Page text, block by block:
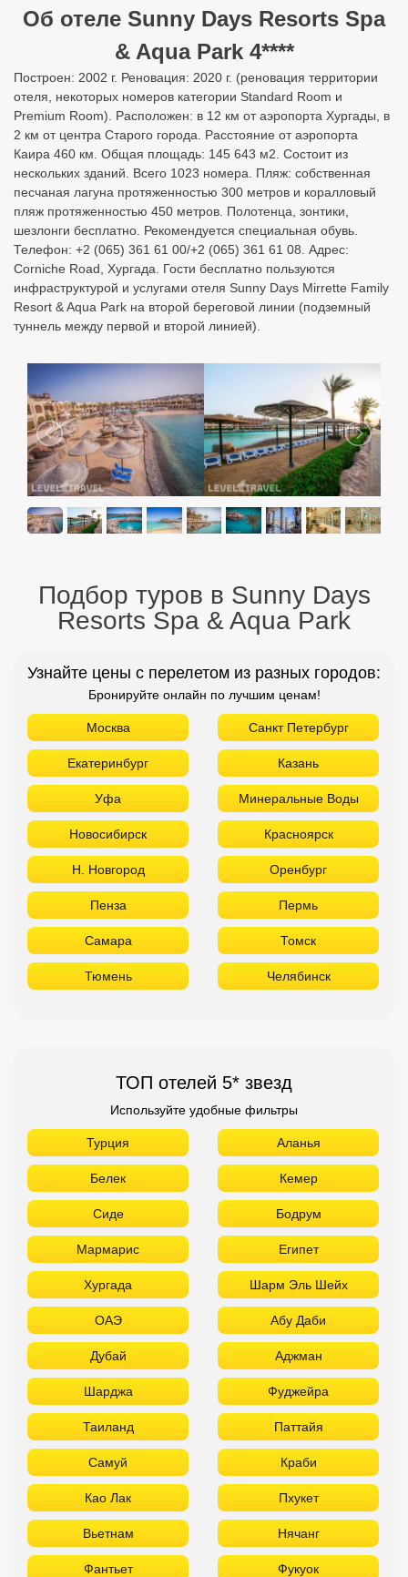
Об отеле Sunny Days Resorts Spa
& Aqua Park 4****
Построен: 2002 г. Реновация: 2020 г. (реновация территории
отеля, некоторых номеров категории Standard Room и
Premium Room). Расположен: в 12 км от аэропорта Хургады, в
2 км от центра Старого города. Расстояние от аэропорта
Каира 460 км. Общая площадь: 145 643 м2. Состоит из
нескольких зданий. Всего 1023 номера. Пляж: собственная
песчаная лагуна протяженностью 300 метров и коралловый
пляж протяженностью 450 метров. Полотенца, зонтики,
шезлонги бесплатно. Рекомендуется специальная обувь.
Телефон: +2 (065) 361 61 00/+2 (065) 361 61 08. Адрес:
Corniche Road, Хургада. Гости бесплатно пользуются
инфраструктурой и услугами отеля Sunny Days Mirrette Family
Resort & Aqua Park на второй береговой линии (подземный
туннель между первой и второй линией).
Подбор туров в Sunny Days
Resorts Spa & Aqua Park
Узнайте цены с перелетом из разных городов:
Бронируйте онлайн по лучшим ценам!
Москва Санкт Петербург
Екатеринбург Казань
Уфа Минеральные Воды
Новосибирск Красноярск
Н. Новгород Оренбург
Пенза Пермь
Самара Томск
Тюмень Челябинск
ТОП отелей 5* звезд
Используйте удобные фильтры
Турция Аланья
Белек Кемер
Сиде Бодрум
Мармарис Египет
Хургада Шарм Эль Шейх
ОАЭ Абу Даби
Дубай Аджман
Шарджа Фуджейра
Таиланд Паттайя
Самуй Краби
Као Лак Пхукет
Вьетнам Нячанг
Фантьет Фукуок